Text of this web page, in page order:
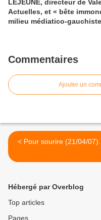
LEJEUNE, directeur de
Actuelles, et « bête
milieu médiatico-
Commentaires
Ajouter un
< Pour sourire (21/04/07).
Hébergé par Overblog
Top articles
Pages